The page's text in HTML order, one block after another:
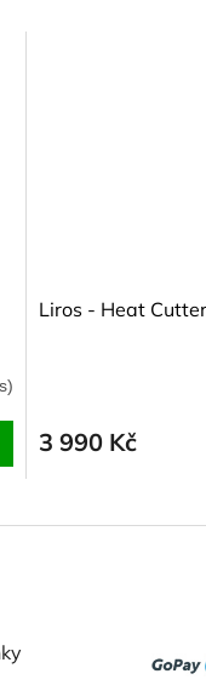
Liros - Heat
3 990 Kč